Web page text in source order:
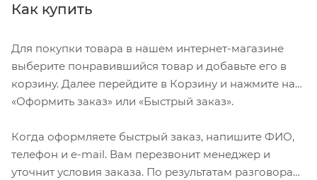
Как купить
Для покупки товара в нашем интернет-магазине
выберите понравившийся товар и добавьте его в
корзину. Далее перейдите в Корзину и нажмите на
«Оформить заказ» или «Быстрый заказ».
Когда оформляете быстрый заказ, напишите ФИО,
телефон и e-mail. Вам перезвонит менеджер и
уточнит условия заказа. По результатам разговора